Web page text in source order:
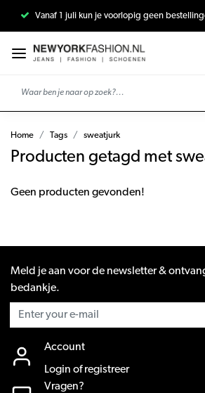
Vanaf 1 juli kun je voorlopig geen
Home Tags sweatjurk
Producten getagd met
Geen producten gevonden!
Meld je aan voor de newsletter &
bedankje.
Account
Login of registreer
Vragen?